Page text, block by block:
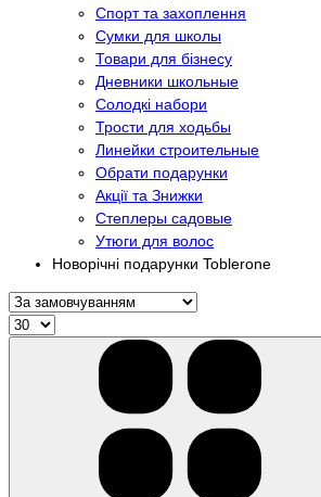
Спорт та захоплення
Сумки для школы
Товари для бізнесу
Дневники школьные
Солодкі набори
Трости для ходьбы
Линейки строительные
Обрати подарунки
Акції та Знижки
Степлеры садовые
Утюги для волос
Новорічні подарунки Toblerone